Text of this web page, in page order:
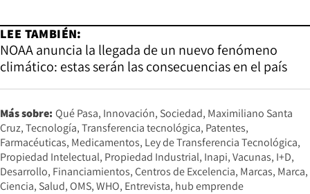
LEE TAMBIÉN:
NOAA anuncia la llegada de un nuevo fenómeno
climático: estas serán las consecuencias en el país
Más sobre: Qué Pasa Innovación Sociedad Maximiliano Santa
Cruz Tecnología Transferencia tecnológica Patentes
Farmacéuticas Medicamentos Ley de Transferencia Tecnológica
Propiedad Intelectual Propiedad Industrial Inapi Vacunas I+D
Desarrollo Financiamientos Centros de Excelencia Marcas Marca
Ciencia Salud OMS WHO Entrevista hub emprende